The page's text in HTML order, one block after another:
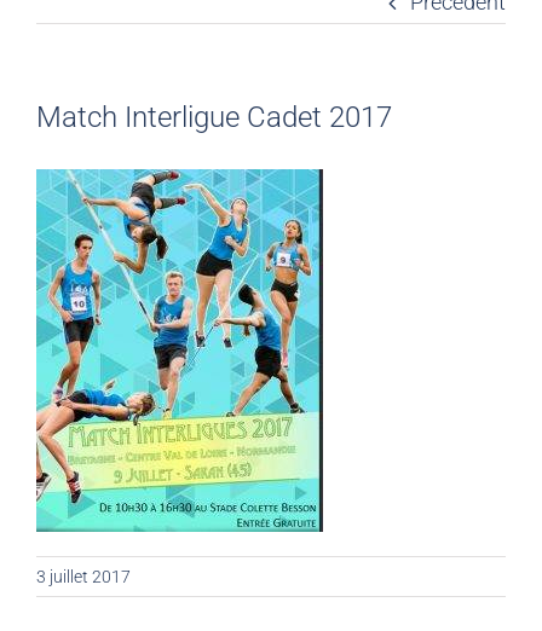
Match Interligue Cadet 2017
3 juillet 2017